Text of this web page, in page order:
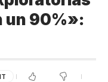
un 90%»: